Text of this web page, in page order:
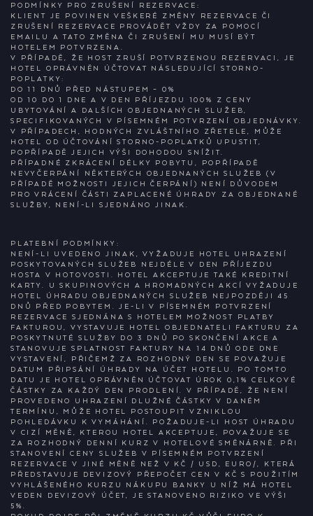
PODMÍNKY PRO ZRUŠENÍ REZERVACE:
KLIENT JE POVINEN VEŠKERÉ ZMĚNY REZERVACE ČI
ZRUŠENÍ REZERVACE PROVÁDĚT VŽDY ZA POMOCÍ
EMAILU A TATO ZMĚNA ČI ZRUŠENÍ MU MUSÍ BÝT
HOTELEM POTVRZENA.
V PŘÍPADĚ, ŽE HOST ZRUŠÍ POTVRZENOU REZERVACI, JE
HOTEL OPRÁVNĚN ÚČTOVAT NÁSLEDUJÍCÍ STORNO-
POPLATKY:
DO 11 DNŮ PŘED NÁSTUPEM – 0%
OD 10 DO 1 DNE A V DEN PŘÍJEZDU 100% Z CENY
UBYTOVÁNÍ A DALŠÍCH OBJEDNANÝCH SLUŽEB,
SPECIFIKOVANÝCH V PÍSEMNÉM POTVRZENÍ OBJEDNÁVKY.
V PŘÍPADECH, HODNÝCH ZVLÁŠTNÍHO ZŘETELE, MŮŽE
HOTEL OD ÚČTOVÁNÍ STORNO-POPLATKŮ UPUSTIT,
POPŘÍPADĚ JEJICH VÝŠI DOHODOU SNÍŽIT.
PŘÍPADNÉ ZKRÁCENÍ DÉLKY POBYTU, POPŘÍPADĚ
NEVYČERPÁNÍ NĚKTERÝCH OBJEDNANÝCH SLUŽEB (V
PŘÍPADĚ MOŽNOSTI JEJICH ČERPÁNÍ) NENÍ DŮVODEM
PRO VRÁCENÍ ČÁSTI ZAPLACENÉ ÚHRADY ZA OBJEDNANÉ
SLUŽBY, NENÍ-LI SJEDNÁNO JINAK.
PLATEBNÍ PODMÍNKY:
NENÍ-LI UVEDENO JINAK, VYŽADUJE HOTEL UHRAZENÍ
POSKYTOVANÝCH SLUŽEB NEJDÉLE V DEN PŘÍJEZDU
HOSTA V HOTOVOSTI. HOTEL AKCEPTUJE TAKÉ KREDITNÍ
KARTY. U SKUPINOVÝCH A HROMADNÝCH AKCÍ VYŽADUJE
HOTEL ÚHRADU OBJEDNANÝCH SLUŽEB NEJPOZDĚJI 45
DNŮ PŘED POBYTEM. JE-LI V PÍSEMNÉM POTVRZENÍ
REZERVACE SJEDNÁNA S HOTELEM MOŽNOST PLATBY
FAKTUROU, VYSTAVUJE HOTEL OBJEDNATELI FAKTURU ZA
POSKYTNUTÉ SLUŽBY DO 3 DNŮ PO SKONČENÍ AKCE A
STANOVUJE SPLATNOST FAKTURY NA 14 DNŮ ODE DNE
VYSTAVENÍ, PŘIČEMŽ ZA ROZHODNÝ DEN SE POVAŽUJE
DATUM PŘIPSÁNÍ ÚHRADY NA ÚČET HOTELU. PO TOMTO
DATU JE HOTEL OPRÁVNĚN ÚČTOVAT ÚROK 0,1% CELKOVÉ
ČÁSTKY ZA KAŽDÝ DEN PRODLENÍ. V PŘÍPADĚ, ŽE NENÍ
PROVEDENO UHRAZENÍ DLUŽNÉ ČÁSTKY V DANÉM
TERMÍNU, MŮŽE HOTEL POSTOUPIT VZNIKLOU
POHLEDÁVKU K VYMÁHÁNÍ. POŽADUJE-LI HOST ÚHRADU
V CIZÍ MĚNĚ, KTEROU HOTEL AKCEPTUJE, POVAŽUJE SE
ZA ROZHODNÝ DENNÍ KURZ V HOTELOVÉ SMĚNÁRNĚ. PŘI
STANOVENÍ CENY SLUŽEB V PÍSEMNÉM POTVRZENÍ
REZERVACE V JINÉ MĚNĚ NEŽ V KČ / USD, EURO/, KTERÁ
PŘEDSTAVUJE DEVIZOVÝ PŘEPOČET CEN V KČ S POUŽITÍM
VYHLÁŠENÉHO KURZU NÁKUPU BANKY U NÍŽ MÁ HOTEL
VEDEN DEVIZOVÝ ÚČET, JE STANOVENO RIZIKO VE VÝŠI
5%.